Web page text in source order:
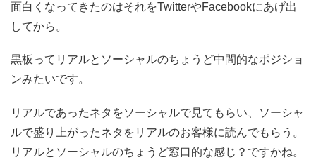
面白くなってきたのはそれをTwitterやFacebookにあげ出
してから。
黒板ってリアルとソーシャルのちょうど中間的なポジショ
ンみたいです。
リアルであったネタをソーシャルで見てもらい、ソーシャ
ルで盛り上がったネタをリアルのお客様に読んでもらう。
リアルとソーシャルのちょうど窓口的な感じ？ですかね。